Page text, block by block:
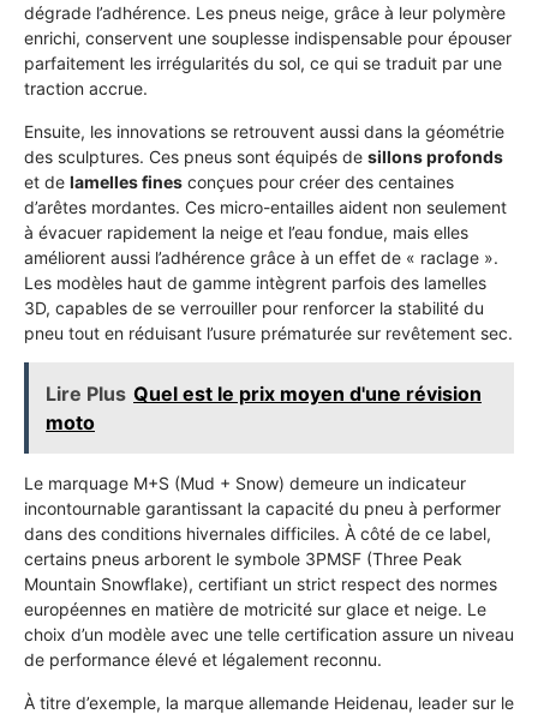
dégrade l’adhérence. Les pneus neige, grâce à leur polymère
enrichi, conservent une souplesse indispensable pour épouser
parfaitement les irrégularités du sol, ce qui se traduit par une
traction accrue.
Ensuite, les innovations se retrouvent aussi dans la géométrie
des sculptures. Ces pneus sont équipés de sillons profonds
et de lamelles fines conçues pour créer des centaines
d’arêtes mordantes. Ces micro-entailles aident non seulement
à évacuer rapidement la neige et l’eau fondue, mais elles
améliorent aussi l’adhérence grâce à un effet de « raclage ».
Les modèles haut de gamme intègrent parfois des lamelles
3D, capables de se verrouiller pour renforcer la stabilité du
pneu tout en réduisant l’usure prématurée sur revêtement sec.
Lire Plus Quel est le prix moyen d'une révision
moto
Le marquage M+S (Mud + Snow) demeure un indicateur
incontournable garantissant la capacité du pneu à performer
dans des conditions hivernales difficiles. À côté de ce label,
certains pneus arborent le symbole 3PMSF (Three Peak
Mountain Snowflake), certifiant un strict respect des normes
européennes en matière de motricité sur glace et neige. Le
choix d’un modèle avec une telle certification assure un niveau
de performance élevé et légalement reconnu.
À titre d’exemple, la marque allemande Heidenau, leader sur le